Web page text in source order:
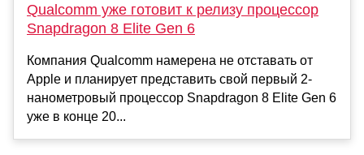
Qualcomm уже готовит к релизу процессор
Snapdragon 8 Elite Gen 6
Компания Qualcomm намерена не отставать от
Apple и планирует представить свой первый 2-
нанометровый процессор Snapdragon 8 Elite Gen 6
уже в конце 20...